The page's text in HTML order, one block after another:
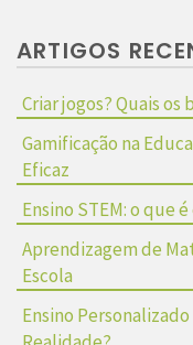
ARTIGOS
Criar jogos? Quais os
Gamificação na
Eficaz
Ensino STEM: o que
Aprendizagem de
Escola
Ensino